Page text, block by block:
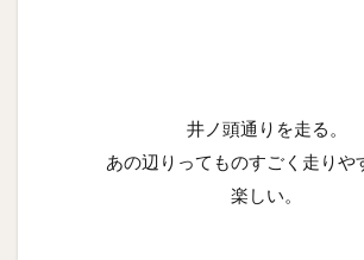
井ノ頭通りを走る。
あの辺りってものすごく走りや
楽しい。